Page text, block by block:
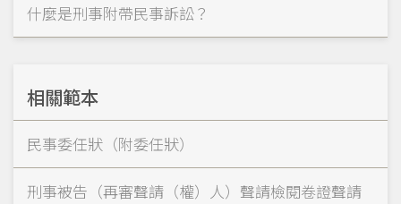
什麼是刑事附帶民事訴訟？
相關範本
民事委任狀（附委任狀）
刑事被告（再審聲請（權）人）聲請檢閱卷證聲請